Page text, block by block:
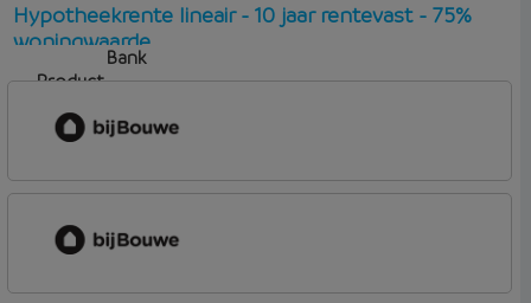
Hypotheekrente lineair - 10 jaar rentevast - 75%
woningwaarde
Bank
Product
Vooruit Hypotheek